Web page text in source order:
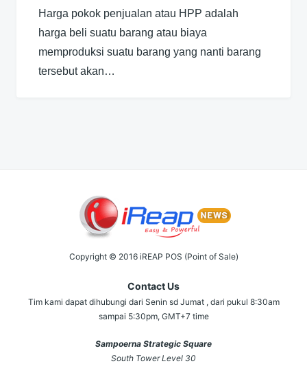
Harga pokok penjualan atau HPP adalah
harga beli suatu barang atau biaya
memproduksi suatu barang yang nanti barang
tersebut akan…
Copyright © 2016 iREAP POS (Point of Sale)
Contact Us
Tim kami dapat dihubungi dari Senin sd Jumat , dari pukul 8:30am
sampai 5:30pm, GMT+7 time
Sampoerna Strategic Square
South Tower Level 30